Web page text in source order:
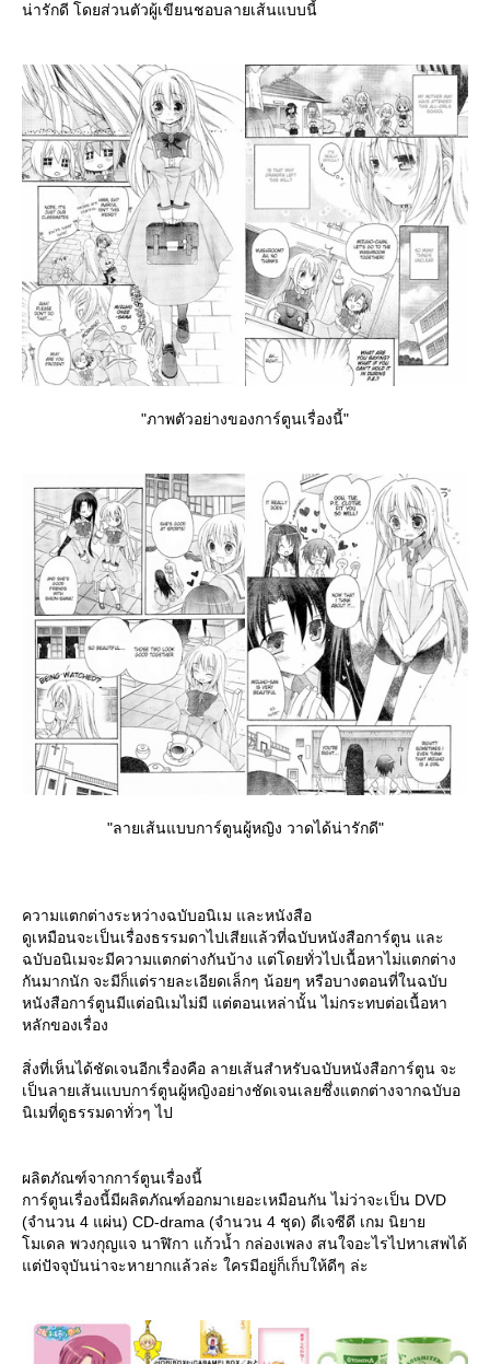
น่ารักดี โดยส่วนตัวผู้เขียนชอบลายเส้นแบบนี้
"ภาพตัวอย่างของการ์ตูนเรื่องนี้"
"ลายเส้นแบบการ์ตูนผู้หญิง วาดได้น่ารักดี"
ความแตกต่างระหว่างฉบับอนิเม และหนังสือ
ดูเหมือนจะเป็นเรื่องธรรมดาไปเสียแล้วที่ฉบับหนังสือการ์ตูน และ
ฉบับอนิเมจะมีความแตกต่างกันบ้าง แต่โดยทั่วไปเนื้อหาไม่แตกต่าง
กันมากนัก จะมีก็แต่รายละเอียดเล็กๆ น้อยๆ หรือบางตอนที่ในฉบับ
หนังสือการ์ตูนมีแต่อนิเมไม่มี แต่ตอนเหล่านั้น ไม่กระทบต่อเนื้อหา
หลักของเรื่อง
สิ่งที่เห็นได้ชัดเจนอีกเรื่องคือ ลายเส้นสำหรับฉบับหนังสือการ์ตูน จะ
เป็นลายเส้นแบบการ์ตูนผู้หญิงอย่างชัดเจนเลยซึ่งแตกต่างจากฉบับอ
นิเมที่ดูธรรมดาทั่วๆ ไป
ผลิตภัณฑ์จากการ์ตูนเรื่องนี้
การ์ตูนเรื่องนี้มีผลิตภัณฑ์ออกมาเยอะเหมือนกัน ไม่ว่าจะเป็น DVD
(จำนวน 4 แผ่น) CD-drama (จำนวน 4 ชุด) ดีเจซีดี เกม นิยา
มเดล พวงกุญแจ นาฬิกา แก้วน้ำ กล่องเพลง สนใจอะไรไปหาเสพได้
ต่ปัจจุบันน่าจะหายากแล้วล่ะ ใครมีอยู่ก็เก็บให้ดีๆ ล่ะ